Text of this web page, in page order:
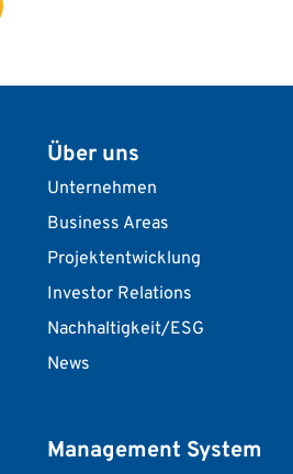
Über uns
Unternehmen
Business Areas
Projektentwicklung
Investor Relations
Nachhaltigkeit/ESG
News
Management System